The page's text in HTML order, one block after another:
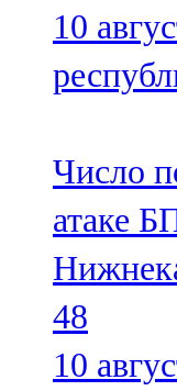
10
Число
атаке
48
10